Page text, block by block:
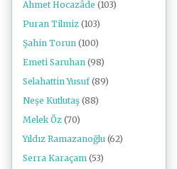
Ahmet Hocazâde (103)
Puran Tilmiz (103)
Şahin Torun (100)
Emeti Saruhan (98)
Selahattin Yusuf (89)
Neşe Kutlutaş (88)
Melek Öz (70)
Yıldız Ramazanoğlu (62)
Serra Karaçam (53)